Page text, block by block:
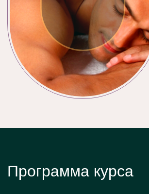
Программа курса